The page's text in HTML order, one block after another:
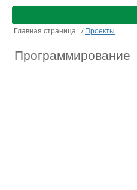
Главная страница / Проекты
Программирование